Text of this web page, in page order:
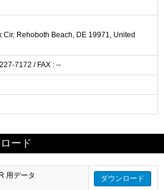
Cir, Rehoboth Beach, DE 19971, United
7172 / FAX : --
ード
用データ ダウンロード